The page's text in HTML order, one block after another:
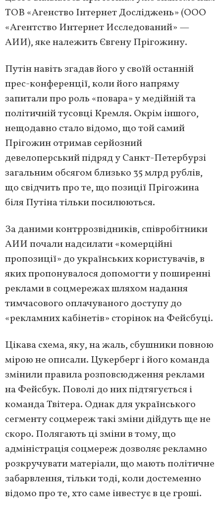
ТОВ «Агенство Інтернет Досліджень» (ООО
«Агентство Интернет Исследований» —
АИИ), яке належить Євгену Прігожину.
Путін навіть згадав його у своїй останній
прес-конференції, коли його напряму
запитали про роль «повара» у медійній та
політичній тусовці Кремля. Окрім іншого,
нещодавно стало відомо, що той самий
Прігожин отримав серйозний
девелоперський підряд у Санкт-Петербурзі
загальним обсягом близько 35 млрд рублів,
що свідчить про те, що позиції Прігожина
біля Путіна тільки посилюються.
За даними контррозвідників, співробітники
АИИ почали надсилати «комерційні
пропозиції» до українських користувачів, в
яких пропонувалося допомогти у поширенні
реклами в соцмережах шляхом надання
тимчасового оплачуваного доступу до
«рекламних кабінетів» сторінок на Фейсбуці.
Цікава схема, яку, на жаль, сбушники повною
мірою не описали. Цукерберг і його команда
змінили правила розповсюдження реклами
на Фейсбук. Поволі до них підтягується і
команда Твітера. Однак для українського
сегменту соцмереж такі зміни дійдуть ще не
скоро. Полягають ці зміни в тому, що
адміністрація соцмереж дозволяє рекламно
розкручувати матеріали, що мають політичне
забарвлення, тільки тоді, коли достеменно
відомо про те, хто саме інвестує в це гроші.